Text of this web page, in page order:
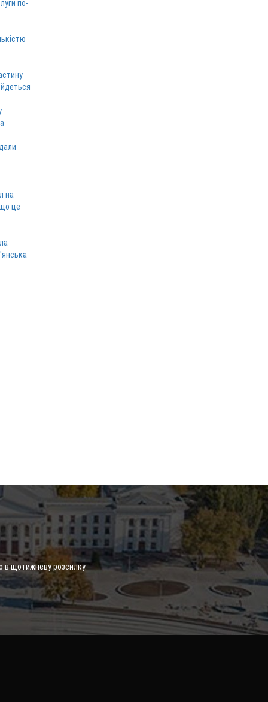
по-
на
що це
в щотижневу розсилку.